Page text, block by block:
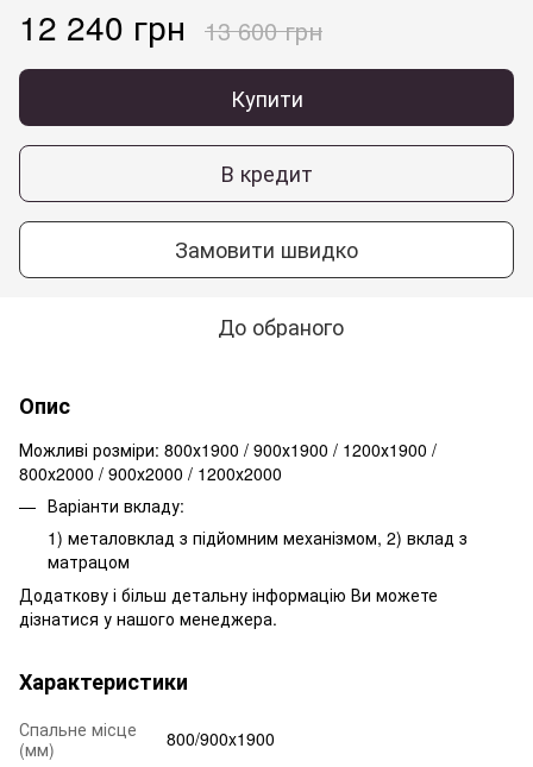
12 240 грн 13 600 грн
Купити
В кредит
Замовити швидко
До обраного
Опис
Можливі розміри: 800х1900 / 900х1900 / 1200х1900 /
800х2000 / 900х2000 / 1200х2000
Варіанти вкладу:
1) металовклад з підйомним механізмом, 2) вклад з
матрацом
Додаткову і більш детальну інформацію Ви можете
дізнатися у нашого менеджера.
Характеристики
Спальне місце
(мм)
800/900x1900